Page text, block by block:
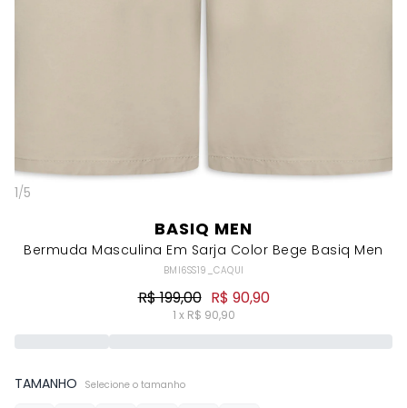
1/5
BASIQ MEN
Bermuda Masculina Em Sarja Color Bege Basiq Men
BMI6SS19_CAQUI
R$ 199,00 R$ 90,90
1 x R$ 90,90
TAMANHO Selecione o tamanho